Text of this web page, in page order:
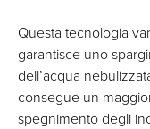
Questa tecnologia
garantisce uno
dell’acqua
consegue un
spegnimento degli